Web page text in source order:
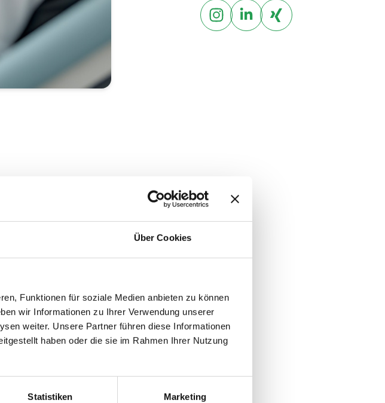
Über Cookies
Funktionen für soziale Medien anbieten zu können
wir Informationen zu Ihrer Verwendung unserer
weiter. Unsere Partner führen diese Informationen
haben oder die sie im Rahmen Ihrer Nutzung
Statistiken Marketing
zwei
EUR